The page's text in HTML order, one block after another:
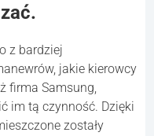
z bardziej
jakie kierowcy
firma Samsung,
im tą czynność. Dzięki
zostały